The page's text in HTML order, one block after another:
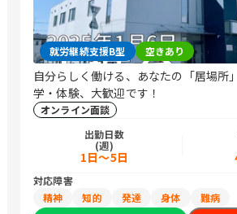
就労継続支援B型 空きあり
自分らしく働ける、あなたの「居場所
学・体験、大歓迎です！
オンライン面談
出勤日数
(週)
1日～5日
対応障害
精神
知的 発達 身体 難病